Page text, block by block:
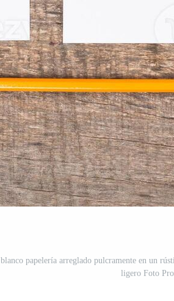
blanco papelería arreglado pulcramente en un
ligero Foto Pro